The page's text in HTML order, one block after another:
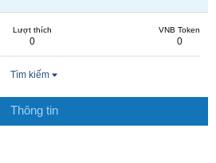
Lượt thích
0
VNB Token
0
Tìm kiếm
Thông tin